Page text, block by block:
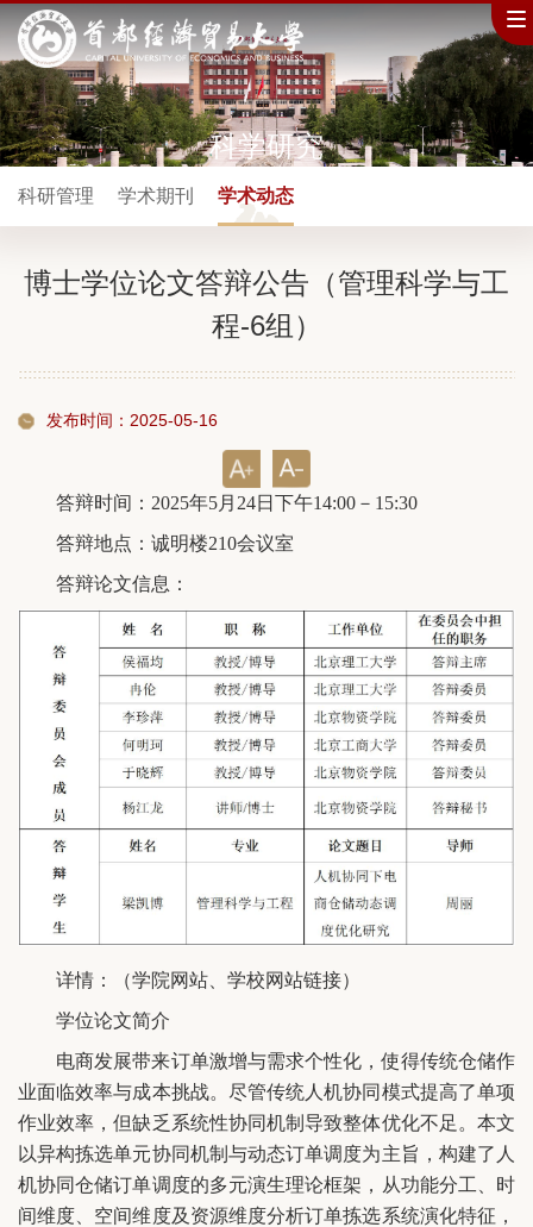
科学研究
科研管理 学术期刊 学术动态
博士学位论文答辩公告（管理科学与工
程-6组）
发布时间：2025-05-16
答辩时间：2025年5月24日下午14:00－15:30
答辩地点：诚明楼210会议室
答辩论文信息：
详情：（学院网站、学校网站链接）
学位论文简介
电商发展带来订单激增与需求个性化，使得传统仓储作
业面临效率与成本挑战。尽管传统人机协同模式提高了单项
作业效率，但缺乏系统性协同机制导致整体优化不足。本文
以异构拣选单元协同机制与动态订单调度为主旨，构建了人
机协同仓储订单调度的多元演生理论框架，从功能分工、时
间维度、空间维度及资源维度分析订单拣选系统演化特征，